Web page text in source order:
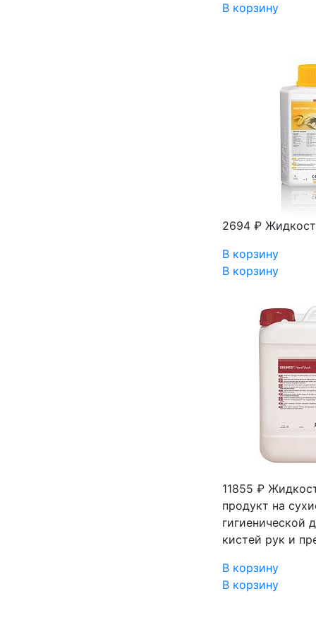
В корзину
2694 ₽
В корзину
В корзину
11855 ₽
продукт на
гигиенической
кистей рук и
В корзину
В корзину